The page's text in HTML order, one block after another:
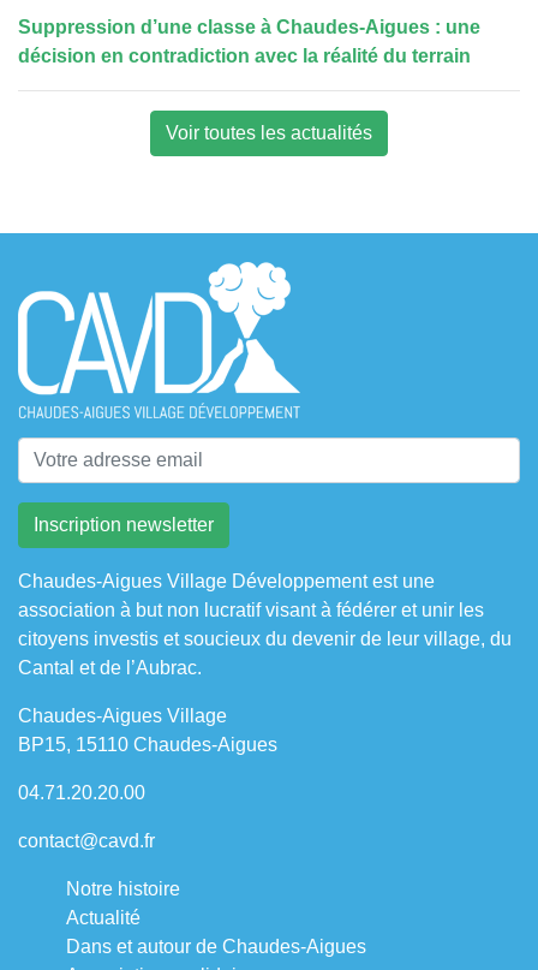
Suppression d’une classe à Chaudes-Aigues : une
décision en contradiction avec la réalité du terrain
Voir toutes les actualités
Chaudes-Aigues Village Développement est une
association à but non lucratif visant à fédérer et unir les
citoyens investis et soucieux du devenir de leur village, du
Cantal et de l’Aubrac.
Chaudes-Aigues Village
BP15, 15110 Chaudes-Aigues
04.71.20.20.00
contact@cavd.fr
Notre histoire
Actualité
Dans et autour de Chaudes-Aigues